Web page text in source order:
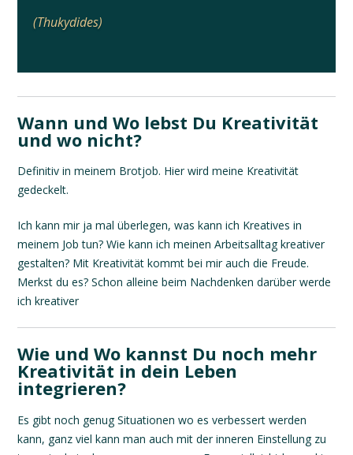
(Thukydides)
Wann und Wo lebst Du Kreativität
und wo nicht?
Definitiv in meinem Brotjob. Hier wird meine Kreativität
gedeckelt.
Ich kann mir ja mal überlegen, was kann ich Kreatives in
meinem Job tun? Wie kann ich meinen Arbeitsalltag kreativer
gestalten? Mit Kreativität kommt bei mir auch die Freude.
Merkst du es? Schon alleine beim Nachdenken darüber werde
ich kreativer
Wie und Wo kannst Du noch mehr
Kreativität in dein Leben
integrieren?
Es gibt noch genug Situationen wo es verbessert werden
kann, ganz viel kann man auch mit der inneren Einstellung zu